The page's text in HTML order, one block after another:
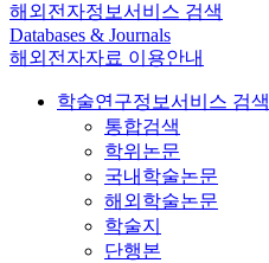
해외전자정보서비스 검색
Databases & Journals
해외전자자료 이용안내
학술연구정보서비스 검색
통합검색
학위논문
국내학술논문
해외학술논문
학술지
단행본